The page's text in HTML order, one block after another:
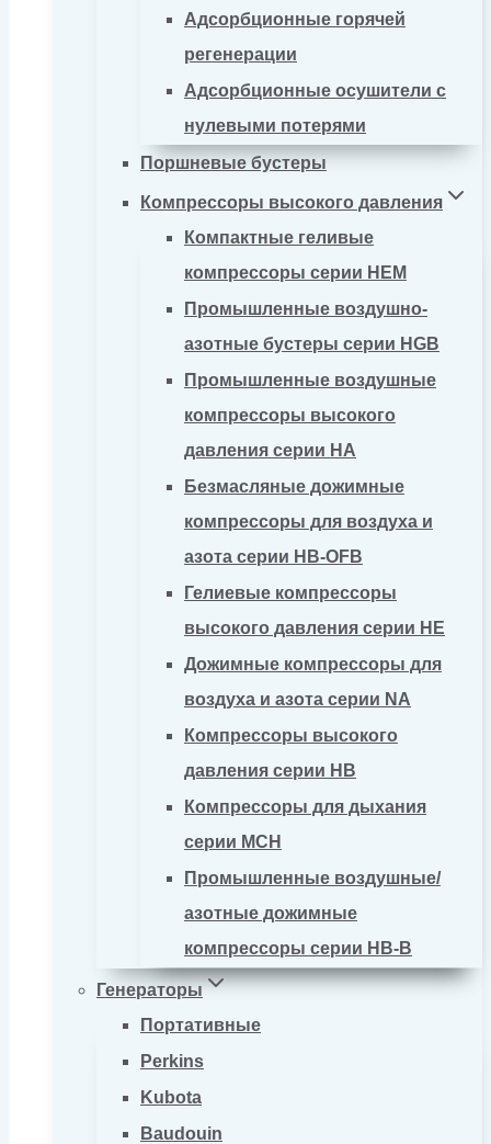
Адсорбционные горячей
регенерации
Адсорбционные осушители с
нулевыми потерями
Поршневые бустеры
Компрессоры высокого давления
Компактные геливые
компрессоры серии HEM
Промышленные воздушно-
азотные бустеры серии HGB
Промышленные воздушные
компрессоры высокого
давления серии HA
Безмасляные дожимные
компрессоры для воздуха и
азота серии HB-OFB
Гелиевые компрессоры
высокого давления серии HE
Дожимные компрессоры для
воздуха и азота серии NA
Компрессоры высокого
давления серии HB
Компрессоры для дыхания
серии MCH
Промышленные воздушные/
азотные дожимные
компрессоры серии HB-B
Генераторы
Портативные
Perkins
Kubota
Baudouin